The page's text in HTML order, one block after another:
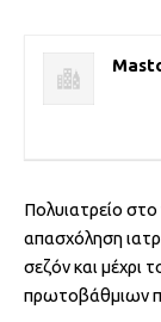
Πολυιατρείο
απασχόληση
σεζόν και μέχρι
πρωτοβάθμιων